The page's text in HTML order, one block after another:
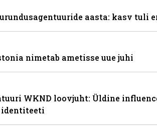
aasta: kasv tuli
nimetab ametisse uue juhi
WKND loovjuht: Üldine
identiteeti